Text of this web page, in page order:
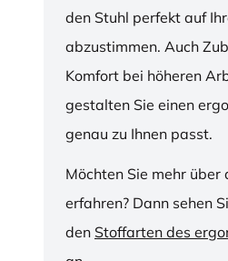
den Stuhl perfekt auf
abzustimmen. Auch
Komfort bei höheren
gestalten Sie einen
genau zu Ihnen passt.
Möchten Sie mehr
erfahren? Dann sehen
den Stoffarten des